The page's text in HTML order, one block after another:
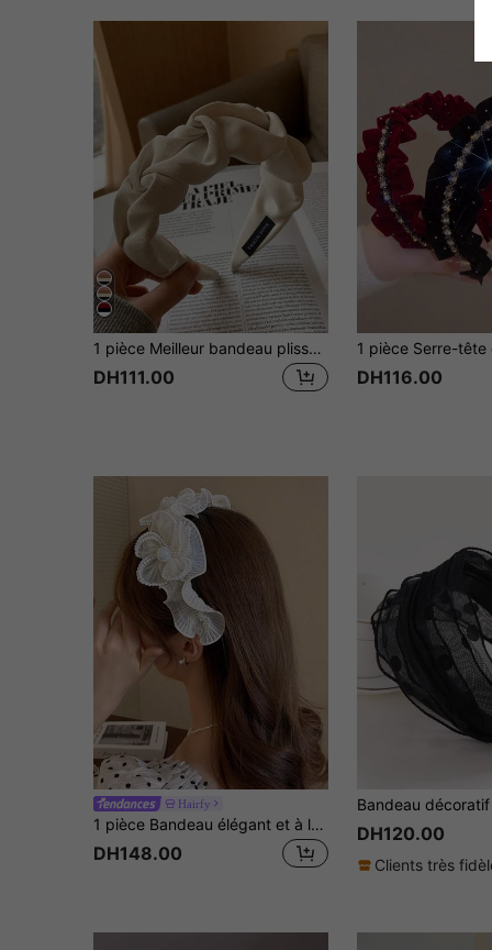
1 pièce Meilleur bandeau plissé unicolore mode femme, bandeau, serre-tête, accessoire de cheveux, accessoire de beauté, décoration de maison, chambre à coucher, été, vacances, voyage, festival, anniversaire
DH111.00 DH116.00
Hairfy
1 pièce Bandeau élégant et à la mode en tissu avec fleur en faux perles pour femmes, convient pour le port quotidien et les fêtes. Serre-tête, bandeau, diadème, accessoire pour cheveux, voyage, anniversaire
DH148.00
DH120.00
Clients très